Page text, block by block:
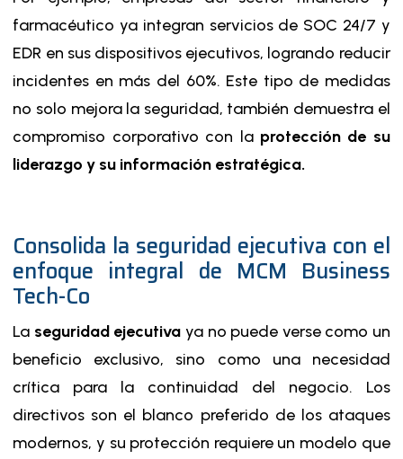
farmacéutico ya integran servicios de SOC 24/7 y
EDR en sus dispositivos ejecutivos, logrando reducir
incidentes en más del 60%. Este tipo de medidas
no solo mejora la seguridad, también​​ demuestra el
compromiso corporativo con la protección de su
liderazgo y su información estratégica.
Consolida la seguridad ejecutiva con el
enfoque integral de MCM Business
Tech-Co
La seguridad ejecutiva ya no puede verse como un
beneficio exclusivo, sino como una necesidad
crítica para la continuidad del negocio. Los
directivos son el blanco preferido de los ataques
modernos, y su protección requiere un modelo que